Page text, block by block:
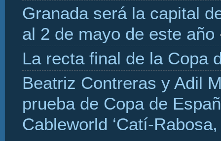
Granada será la capital
al 2 de mayo de este año
La recta final de la Copa
Beatriz Contreras y Adil
prueba de Copa de
Cableworld ‘Catí-